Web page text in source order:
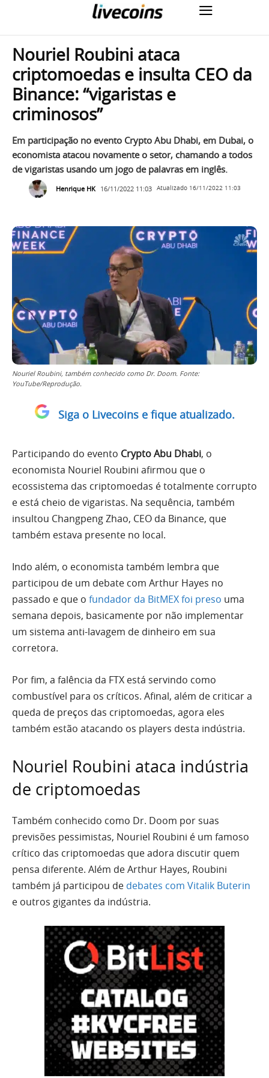
Nouriel Roubini ataca
criptomoedas e insulta CEO da
Binance: “vigaristas e
criminosos”
Em participação no evento Crypto Abu Dhabi, em Dubai, o
economista atacou novamente o setor, chamando a todos
de vigaristas usando um jogo de palavras em inglês.
Henrique HK 16/11/2022 11:03 Atualizado 16/11/2022 11:03
Nouriel Roubini, também conhecido como Dr. Doom. Fonte:
YouTube/Reprodução.
Siga o Livecoins e fique atualizado.
Participando do evento Crypto Abu Dhabi, o
economista Nouriel Roubini afirmou que o
ecossistema das criptomoedas é totalmente corrupto
e está cheio de vigaristas. Na sequência, também
insultou Changpeng Zhao, CEO da Binance, que
também estava presente no local.
Indo além, o economista também lembra que
participou de um debate com Arthur Hayes no
passado e que o fundador da BitMEX foi preso uma
semana depois, basicamente por não implementar
um sistema anti-lavagem de dinheiro em sua
corretora.
Por fim, a falência da FTX está servindo como
combustível para os críticos. Afinal, além de criticar a
queda de preços das criptomoedas, agora eles
também estão atacando os players desta indústria.
Nouriel Roubini ataca indústria
de criptomoedas
Também conhecido como Dr. Doom por suas
previsões pessimistas, Nouriel Roubini é um famoso
crítico das criptomoedas que adora discutir quem
pensa diferente. Além de Arthur Hayes, Roubini
também já participou de debates com Vitalik Buterin
e outros gigantes da indústria.